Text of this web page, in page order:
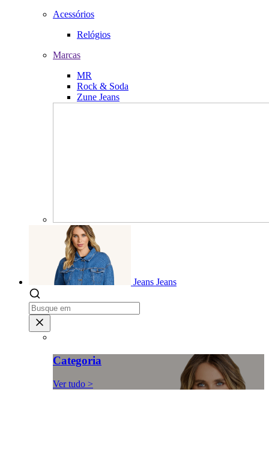
Acessórios
Relógios
Marcas
MR
Rock & Soda
Zune Jeans
Jeans Jeans
Categoria
Ver tudo >